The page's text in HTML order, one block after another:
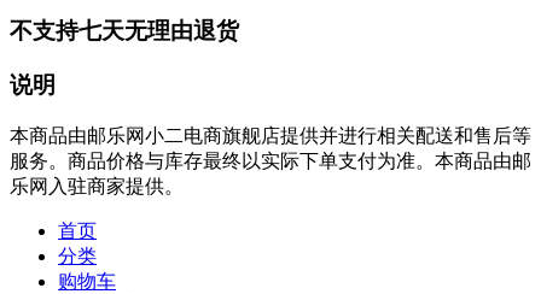
不支持七天无理由退货
说明
本商品由邮乐网小二电商旗舰店提供并进行相关配送和售后等
服务。商品价格与库存最终以实际下单支付为准。本商品由邮
乐网入驻商家提供。
首页
分类
购物车